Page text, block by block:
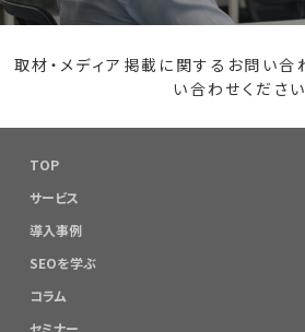
取材・メディア掲載に関するお問い合
い合わせください
TOP
サービス
導入事例
SEOを学ぶ
コラム
セミナー